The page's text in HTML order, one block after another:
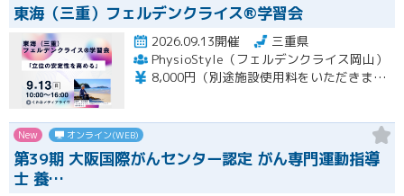
東海（三重）フェルデンクライス®学習会
2026.09.13開催
三重県
PhysioStyle（フェルデンクライス岡山）
8,000円（別途施設使用料をいただきます）
New オンライン(WEB)
第39期 大阪国際がんセンター認定 がん専門運動指導
士 養…